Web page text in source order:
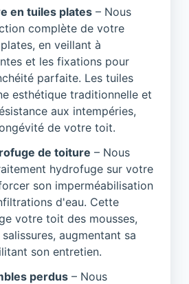
en tuiles plates – Nous
complète de votre
en veillant à
et les fixations pour
parfaite. Les tuiles
esthétique traditionnelle et
aux intempéries,
de votre toit.
de toiture – Nous
hydrofuge sur votre
son imperméabilisation
d'eau. Cette
votre toit des mousses,
augmentant sa
son entretien.
perdus – Nous